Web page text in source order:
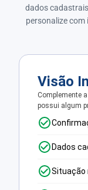
dados
personalize
Visão
Complemente
possui algum
Dados
Situação